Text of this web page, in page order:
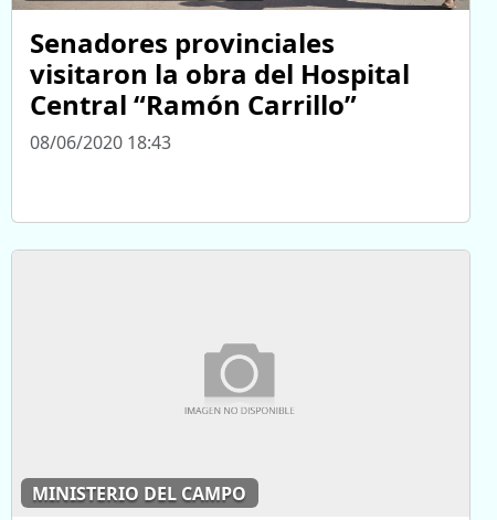
Senadores provinciales
visitaron la obra del Hospital
Central “Ramón Carrillo”
08/06/2020 18:43
MINISTERIO DEL CAMPO